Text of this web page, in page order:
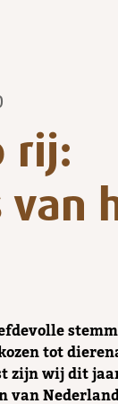
rij:
van
tot
zijn wij dit